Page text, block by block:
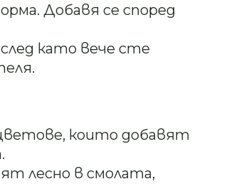
Добавя се според
като вече сте
които добавят
лесно в смолата,